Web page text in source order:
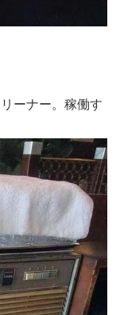
ーナー。稼働す